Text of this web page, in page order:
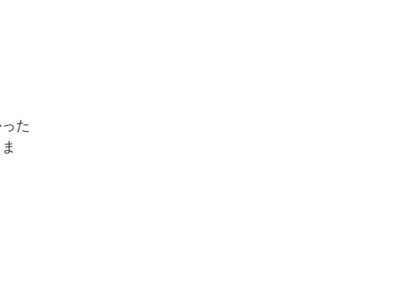
た